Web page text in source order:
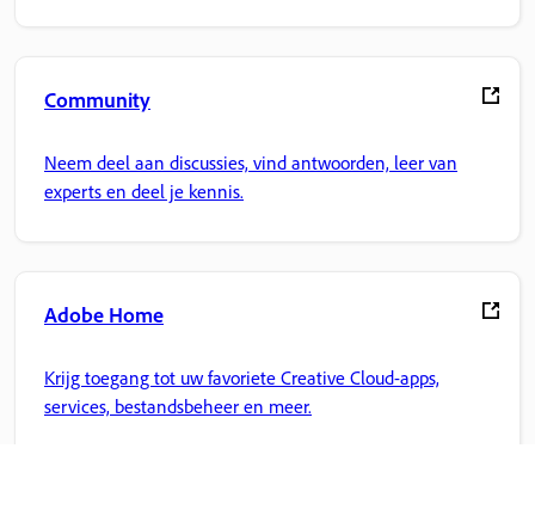
Community
Neem deel aan discussies, vind antwoorden, leer van
experts en deel je kennis.
Adobe Home
Krijg toegang tot uw favoriete Creative Cloud-apps,
services, bestandsbeheer en meer.